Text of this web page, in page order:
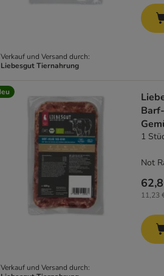
Verkauf und Versand durch:
Liebesgut Tiernahrung
Verkauf und Versand durch:
1
11,23
Not